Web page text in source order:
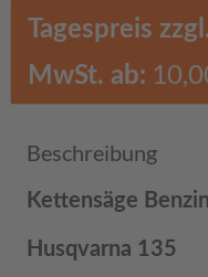
Tagespreis
MwSt. ab:
Beschreibung
Kettensäge Benzin
Husqvarna 135